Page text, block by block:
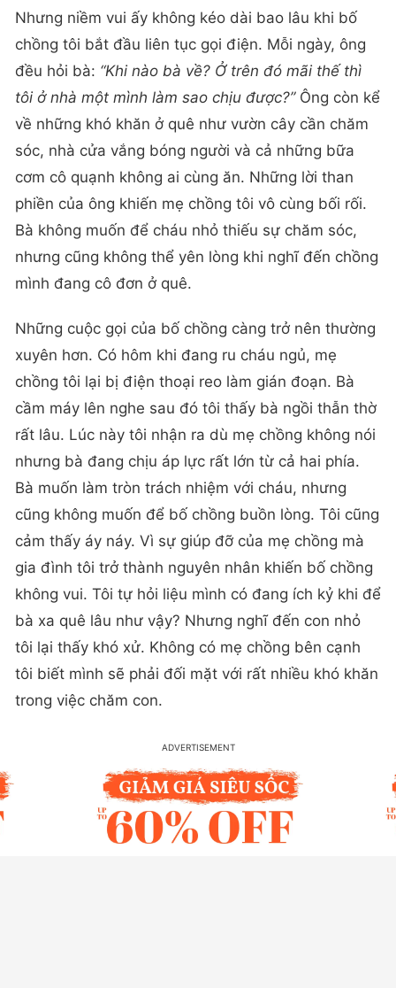
Nhưng niềm vui ấy không kéo dài bao lâu khi bố
chồng tôi bắt đầu liên tục gọi điện. Mỗi ngày, ông
đều hỏi bà: “Khi nào bà về? Ở trên đó mãi thế thì
tôi ở nhà một mình làm sao chịu được?” Ông còn kể
về những khó khăn ở quê như vườn cây cần chăm
sóc, nhà cửa vắng bóng người và cả những bữa
cơm cô quạnh không ai cùng ăn. Những lời than
phiền của ông khiến mẹ chồng tôi vô cùng bối rối.
Bà không muốn để cháu nhỏ thiếu sự chăm sóc,
nhưng cũng không thể yên lòng khi nghĩ đến chồng
mình đang cô đơn ở quê.
Những cuộc gọi của bố chồng càng trở nên thường
xuyên hơn. Có hôm khi đang ru cháu ngủ, mẹ
chồng tôi lại bị điện thoại reo làm gián đoạn. Bà
cầm máy lên nghe sau đó tôi thấy bà ngồi thẫn thờ
rất lâu. Lúc này tôi nhận ra dù mẹ chồng không nói
nhưng bà đang chịu áp lực rất lớn từ cả hai phía.
Bà muốn làm tròn trách nhiệm với cháu, nhưng
cũng không muốn để bố chồng buồn lòng. Tôi cũng
cảm thấy áy náy. Vì sự giúp đỡ của mẹ chồng mà
gia đình tôi trở thành nguyên nhân khiến bố chồng
không vui. Tôi tự hỏi liệu mình có đang ích kỷ khi để
bà xa quê lâu như vậy? Nhưng nghĩ đến con nhỏ
tôi lại thấy khó xử. Không có mẹ chồng bên cạnh
tôi biết mình sẽ phải đối mặt với rất nhiều khó khăn
trong việc chăm con.